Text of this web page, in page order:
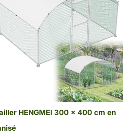
HENGMEI 300 x 400 cm en